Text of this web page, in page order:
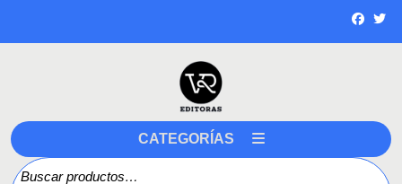
contenido
CATEGORÍAS
Buscar por: